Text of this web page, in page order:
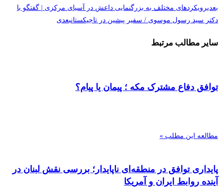
بعدیرویکردهای مختلف به بزرگنمایی داعش در آسیای مرکزی | گفتگو با
دکتر سید رسول موسوی / سفیر پیشین در تاجیکستانبعدی
سایر مطالب مرتبط
توافق دفاع مشترک مکه ؛ پیمان یا پیام؟
مطالعه این مطلب »
پایداری توافق در منطقه‌ای ناپایدار؛ بررسی نقش لبنان در
آینده روابط ایران و آمریکا